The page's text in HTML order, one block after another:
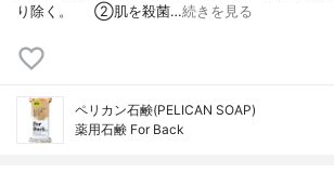
り除く。⠀⠀②肌を殺菌…続きを見る
ペリカン石鹸(PELICAN SOAP)
薬用石鹸 For Back